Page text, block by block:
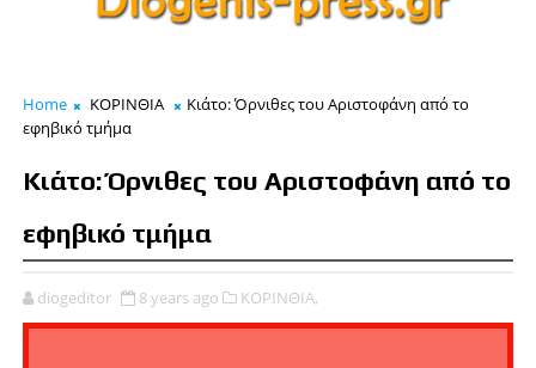
Home ΚΟΡΙΝΘΙΑ
Κιάτο: Όρνιθες του Αριστοφάνη από το
εφηβικό τμήμα
Κιάτο: Όρνιθες του Αριστοφάνη από το
εφηβικό τμήμα
diogeditor 8 years ago ΚΟΡΙΝΘΙΑ,